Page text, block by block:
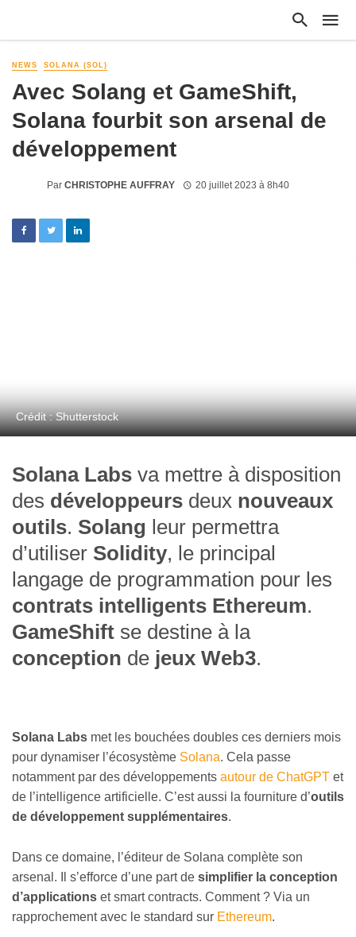
NEWS SOLANA (SOL)
Avec Solang et GameShift,
Solana fourbit son arsenal de
développement
Par CHRISTOPHE AUFFRAY 20 juillet 2023 à 8h40
Crédit : Shutterstock
Solana Labs va mettre à disposition
des développeurs deux nouveaux
outils. Solang leur permettra
d’utiliser Solidity, le principal
langage de programmation pour les
contrats intelligents Ethereum.
GameShift se destine à la
conception de jeux Web3.
Solana Labs met les bouchées doubles ces derniers mois
pour dynamiser l’écosystème Solana. Cela passe
notamment par des développements autour de ChatGPT et
de l’intelligence artificielle. C’est aussi la fourniture d’outils
de développement supplémentaires.
Dans ce domaine, l’éditeur de Solana complète son
arsenal. Il s’efforce d’une part de simplifier la conception
d’applications et smart contracts. Comment ? Via un
rapprochement avec le standard sur Ethereum.